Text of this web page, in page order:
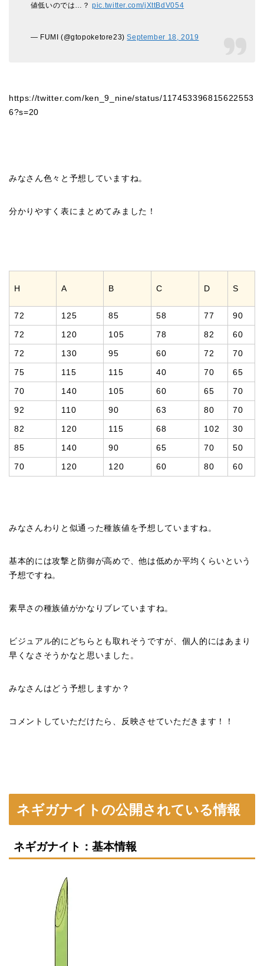
値低いのでは…？pic.twitter.com/jXttBdV054
— FUMI (@gtopoketore23)September 18, 2019
https://twitter.com/ken_9_nine/status/117453396815622553
6?s=20
みなさん色々と予想していますね。
分かりやすく表にまとめてみました！
H A B C D S
72 125 85 58 77 90
72 120 105 78 82 60
72 130 95 60 72 70
75 115 115 40 70 65
70 140 105 60 65 70
92 110 90 63 80 70
82 120 115 68 102 30
85 140 90 65 70 50
70 120 120 60 80 60
みなさんわりと似通った種族値を予想していますね。
基本的には攻撃と防御が高めで、他は低めか平均くらいという
予想ですね。
素早さの種族値がかなりブレていますね。
ビジュアル的にどちらとも取れそうですが、個人的にはあまり
早くなさそうかなと思いました。
みなさんはどう予想しますか？
コメントしていただけたら、反映させていただきます！！
ネギガナイトの公開されている情報
ネギガナイト：基本情報